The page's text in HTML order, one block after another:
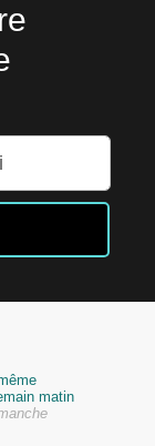
matin